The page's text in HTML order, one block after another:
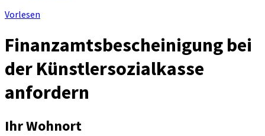
Vorlesen
Finanzamtsbescheinigung bei
der Künstlersozialkasse
anfordern
Ihr Wohnort